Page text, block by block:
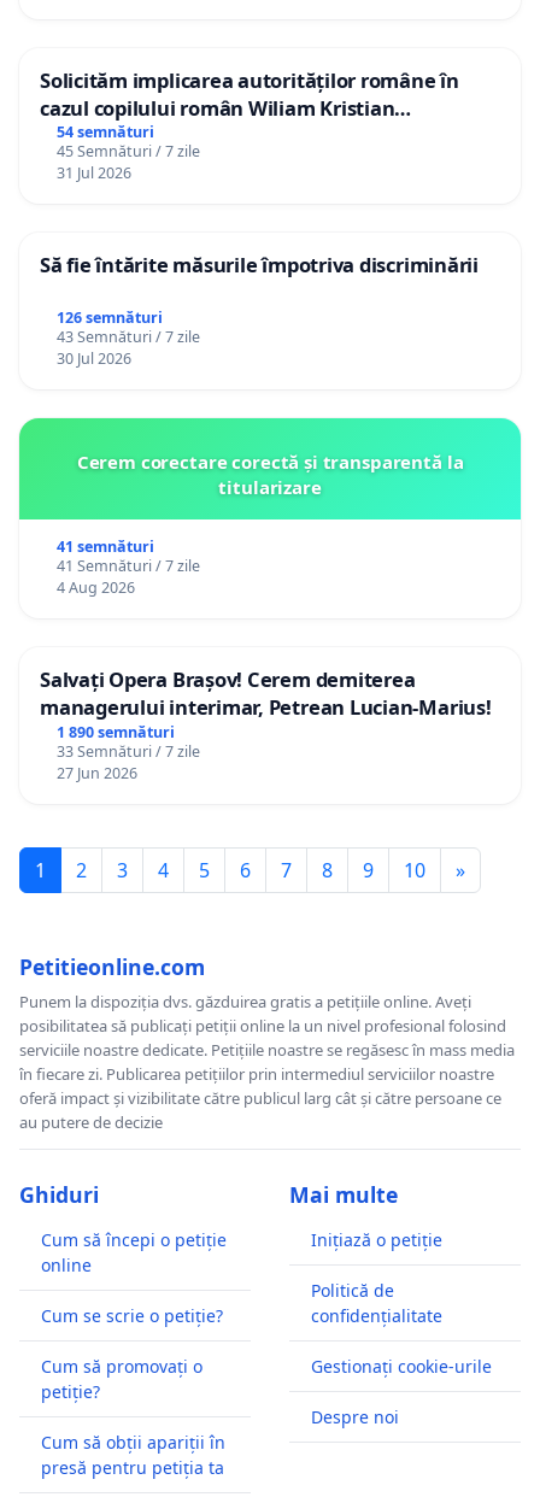
Solicităm implicarea autorităților române în
cazul copilului român Wiliam Kristian
Gheorghe, aflat în plasament în Danemarca de
12 ani
54 semnături
45 Semnături / 7 zile
31 Jul 2026
Să fie întărite măsurile împotriva discriminării
126 semnături
43 Semnături / 7 zile
30 Jul 2026
Cerem corectare corectă și transparentă la
titularizare
41 semnături
41 Semnături / 7 zile
4 Aug 2026
Salvați Opera Brașov! Cerem demiterea
managerului interimar, Petrean Lucian-Marius!
1 890 semnături
33 Semnături / 7 zile
27 Jun 2026
1 2 3 4 5 6 7 8 9 10 »
Petitieonline.com
Punem la dispoziția dvs. găzduirea gratis a petițiile online. Aveți
posibilitatea să publicați petiții online la un nivel profesional folosind
serviciile noastre dedicate. Petițiile noastre se regăsesc în mass media
în fiecare zi. Publicarea petițiilor prin intermediul serviciilor noastre
oferă impact și vizibilitate către publicul larg cât și către persoane ce
au putere de decizie
Ghiduri
Cum să începi o petiție
online
Cum se scrie o petiție?
Cum să promovați o
petiție?
Cum să obții apariții în
presă pentru petiția ta
Mai multe
Inițiază o petiție
Politică de
confidențialitate
Gestionați cookie-urile
Despre noi